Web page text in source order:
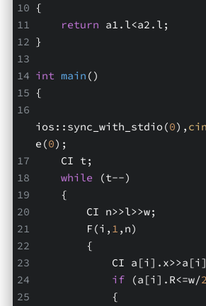
{
return a1.l<a2.l;
}
int main ()
{
ios::sync_with_stdio(0), cin
e(0);
    CI t;
while (t--)
    {
        CI n>>l>>w;
        F(i,
1 ,n)
        {
CI
if (a[i].R<=w/2
            {